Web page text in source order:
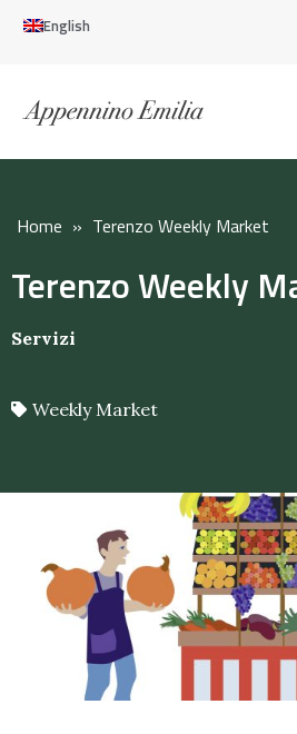
English
Home » Terenzo Weekly Market
Terenzo Weekly
Servizi
Weekly Market